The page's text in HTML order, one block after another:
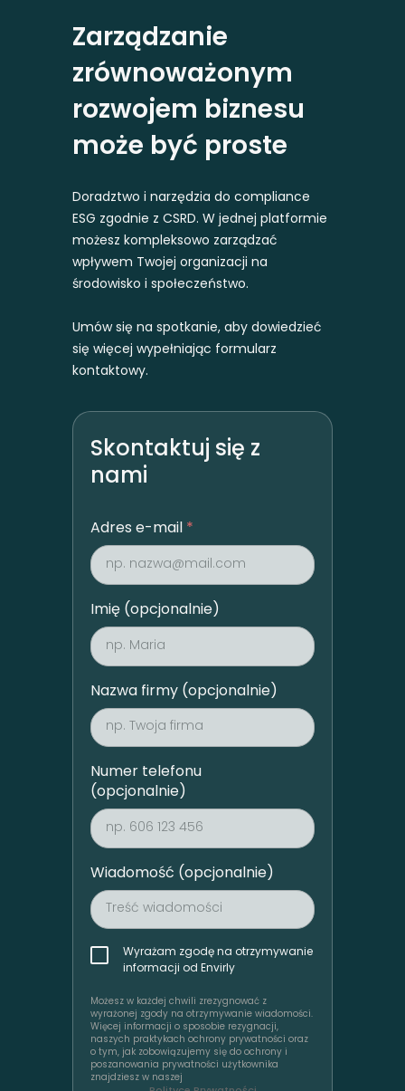
Zarządzanie
zrównoważonym
rozwojem biznesu
może być proste
Doradztwo i narzędzia do compliance
ESG zgodnie z CSRD. W jednej platformie
możesz kompleksowo zarządzać
wpływem Twojej organizacji na
środowisko i społeczeństwo.
Umów się na spotkanie, aby dowiedzieć
się więcej wypełniając formularz
kontaktowy.
Skontaktuj się z
nami
Adres e-mail *
Imię (opcjonalnie)
Nazwa firmy (opcjonalnie)
Numer telefonu
(opcjonalnie)
Wiadomość (opcjonalnie)
Wyrażam zgodę na otrzymywanie
informacji od Envirly
Możesz w każdej chwili zrezygnować z
wyrażonej zgody na otrzymywanie wiadomości.
Więcej informacji o sposobie rezygnacji,
naszych praktykach ochrony prywatności oraz
o tym, jak zobowiązujemy się do ochrony i
poszanowania prywatności użytkownika
znajdziesz w naszej